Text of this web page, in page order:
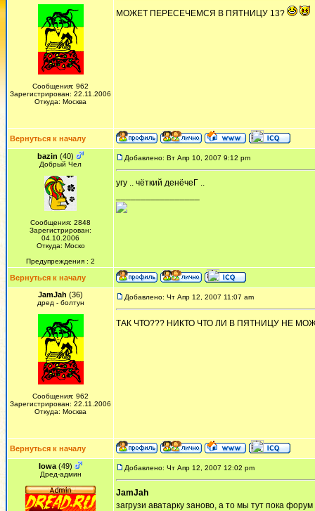
Сообщения: 962
Зарегистрирован: 22.11.2006
Откуда: Москва
МОЖЕТ ПЕРЕСЕЧЕМСЯ В ПЯТНИЦУ 13?
Вернуться к началу
bazin (40)
Добрый Чел
Сообщения: 2848
Зарегистрирован:
04.10.2006
Откуда: Моско
Предупреждения : 2
Добавлено: Вт Апр 10, 2007 9:12 pm
угу .. чёткий денёчеГ ..
Вернуться к началу
JamJah (36)
дред - болтун
Сообщения: 962
Зарегистрирован: 22.11.2006
Откуда: Москва
Добавлено: Чт Апр 12, 2007 11:07 am
ТАК ЧТО??? НИКТО ЧТО ЛИ В ПЯТНИЦУ НЕ
Вернуться к началу
Iowa (49)
Дред-админ
Добавлено: Чт Апр 12, 2007 12:02 pm
JamJah
загрузи аватарку заново, а то мы тут пока